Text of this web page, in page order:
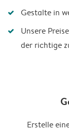
Gestalte in
Unsere
der richtige
Erstelle